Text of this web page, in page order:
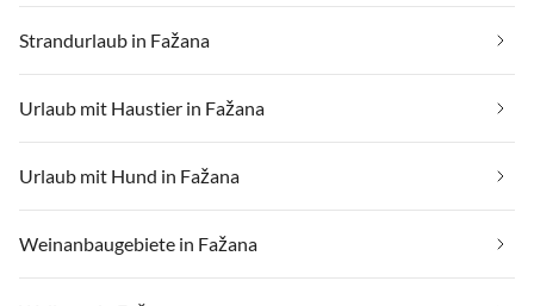
Strandurlaub in Fažana
Urlaub mit Haustier in Fažana
Urlaub mit Hund in Fažana
Weinanbaugebiete in Fažana